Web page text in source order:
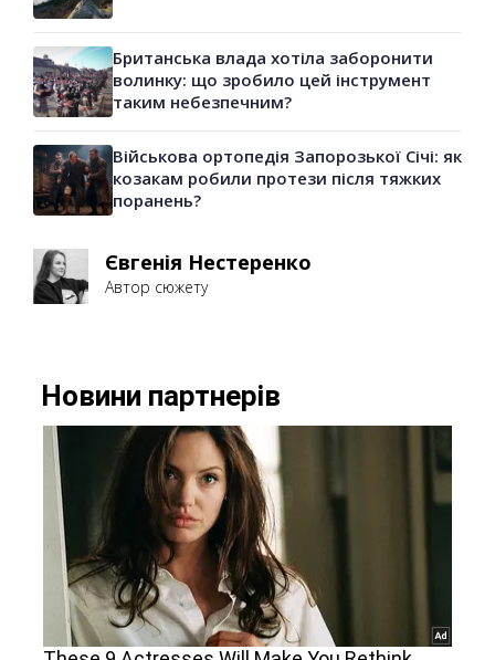
Британська влада хотіла заборонити
волинку: що зробило цей інструмент
таким небезпечним?
Військова ортопедія Запорозької Січі: як
козакам робили протези після тяжких
поранень?
Євгенія Нестеренко
Автор сюжету